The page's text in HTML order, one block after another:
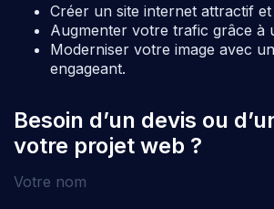
Créer un site internet attractif
Augmenter votre trafic grâce à
Moderniser votre image avec
engageant.
Besoin d’un devis ou
votre projet web ?
Votre nom